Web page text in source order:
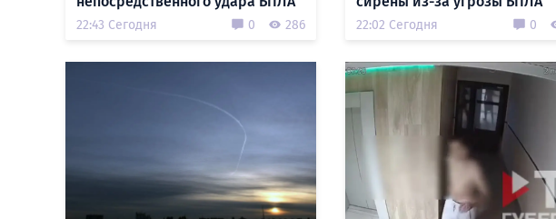
22:43 Сегодня 0 286 22:02 Сегодня 0